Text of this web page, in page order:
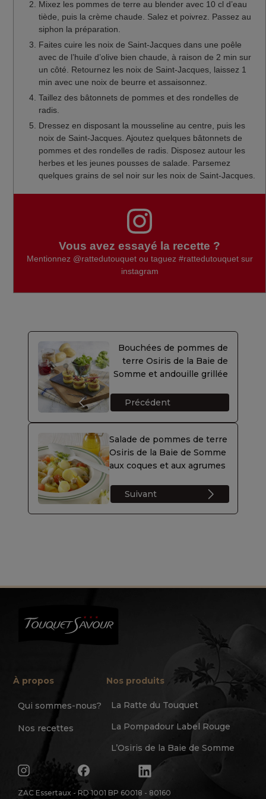
Mixez les pommes de terre au blender avec 10 cl d’eau
tiède, puis la crème chaude. Salez et poivrez. Passez au
siphon la préparation.
Faites cuire les noix de Saint-Jacques dans une poêle
avec de l’huile d’olive bien chaude, à raison de 2 min sur
un côté. Retournez les noix de Saint-Jacques, laissez 1
min avec une noix de beurre et assaisonnez.
Taillez des bâtonnets de pommes et des rondelles de
radis.
Dressez en disposant la mousseline au centre, puis les
noix de Saint-Jacques. Ajoutez quelques bâtonnets de
pommes et des rondelles de radis. Disposez autour les
herbes et les jeunes pousses de salade. Parsemez
quelques grains de sel noir sur les noix de Saint-Jacques.
Vous avez essayé la recette ?
Mentionnez @rattedutouquetou taguez #rattedutouquetsur
instagram
Bouchées de pommes de
terre Osiris de la Baie de
Somme et andouille grillée
Précédent
Salade de pommes de terre
Osiris de la Baie de Somme
aux coques et aux agrumes
Suivant
ZAC Essertaux - RD 1001 BP 60018 - 80160
À propos
Qui sommes-nous?
Nos recettes
Nos produits
La Ratte du Touquet
La Pompadour Label Rouge
L’Osiris de la Baie de Somme